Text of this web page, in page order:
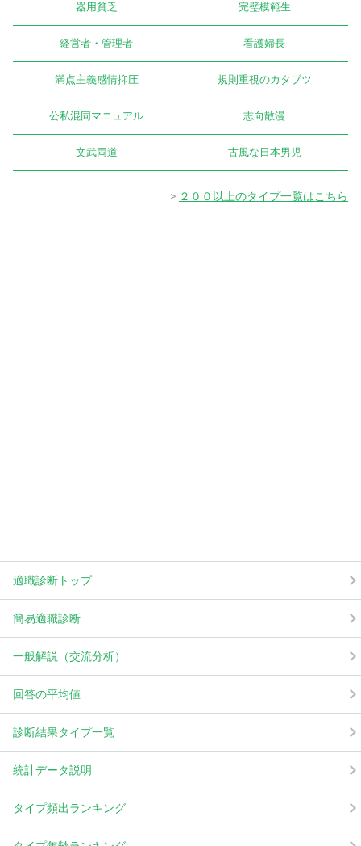
器用貧乏 完璧模範生
経営者・管理者 看護婦長
満点主義感情抑圧 規則重視のカタブツ
公私混同マニュアル 志向散漫
文武両道 古風な日本男児
２００以上のタイプ一覧はこちら
適職診断トップ
簡易適職診断
一般解説（交流分析）
回答の平均値
診断結果タイプ一覧
統計データ説明
タイプ頻出ランキング